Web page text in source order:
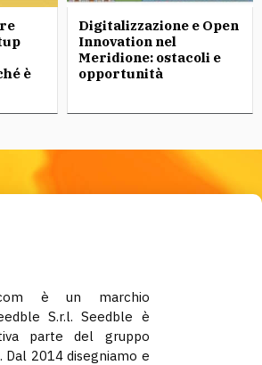
è
Digitalizzazione e Open
Innovation nel
Meridione: ostacoli e
opportunità
è un marchio
S.r.l. Seedble è
parte del gruppo
Dal 2014 disegniamo e